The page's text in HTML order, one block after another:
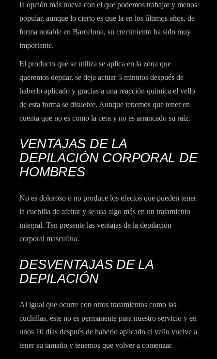
la opción más nueva con el que podemos trabajar y menos
popular, aunque lo cierto es que la en los últimos años, de
forma notable en Barcelona, su crecimiento ha sido muy
importante.
El producto que se utiliza se aplica en la zona que
queremos depilar, se deja actuar 5 minutos después de
haberlo aplicado y gracias a una reacción química el vello
de esta forma se disuelve. Aunque tenemos que tener en
cuenta que no es como la cera y no es arrancado su raíz.
VENTAJAS DE LA
DEPILACIÓN CORPORAL DE
HOMBRES
No es doloroso o no produce los efectos que pueden tener
la cuchilla de afeitar y se usa algo más en un tratamiento
integral. Ten presente las ventajas de la depilación
corporal masculina.
DESVENTAJAS DE LA
DEPILACIÓN
Al igual que ocurre con otros tratamientos como las
cuchillas, este no es permanente para nuestro servicio y en
unos 10 días después de haberlo aplicado el vello vuelve a
tener su tamaño y tenemos que volver a comenzar.